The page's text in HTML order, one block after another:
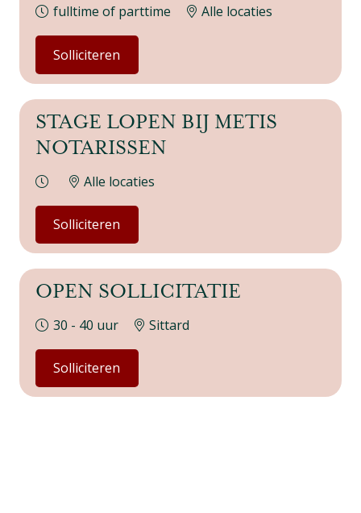
fulltime of parttime Alle locaties
Solliciteren
STAGE LOPEN BIJ METIS
NOTARISSEN
Alle locaties
Solliciteren
OPEN SOLLICITATIE
30 - 40 uur Sittard
Solliciteren